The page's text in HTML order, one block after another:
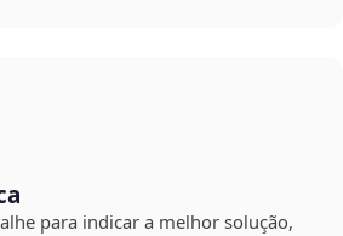
para indicar a melhor solução,